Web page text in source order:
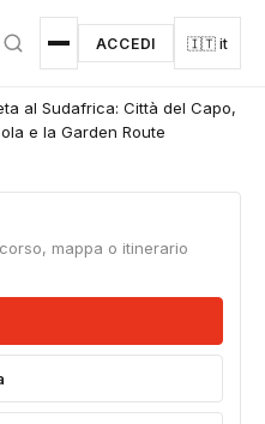
ACCEDI 🇮🇹 it
al Sudafrica: Città del Capo,
e la Garden Route
mappa o itinerario